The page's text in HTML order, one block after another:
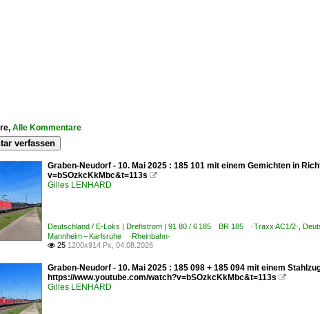
Alle Kommentare
verfassen
Graben-Neudorf - 10. Mai 2025 : 185 101 mit einem Gemichten in
v=bSOzkcKkMbc&t=113s 
Gilles LENHARD
Deutschland / E-Loks | Drehstrom | 91 80 / 6 185 BR 185 ·Traxx AC1/2·
Mannheim – Karlsruhe ·Rheinbahn·
 25 1200x914 Px, 04.08.2026
Graben-Neudorf - 10. Mai 2025 : 185 098 + 185 094 mit einem
https://www.youtube.com/watch?v=bSOzkcKkMbc&t=113s 
Gilles LENHARD